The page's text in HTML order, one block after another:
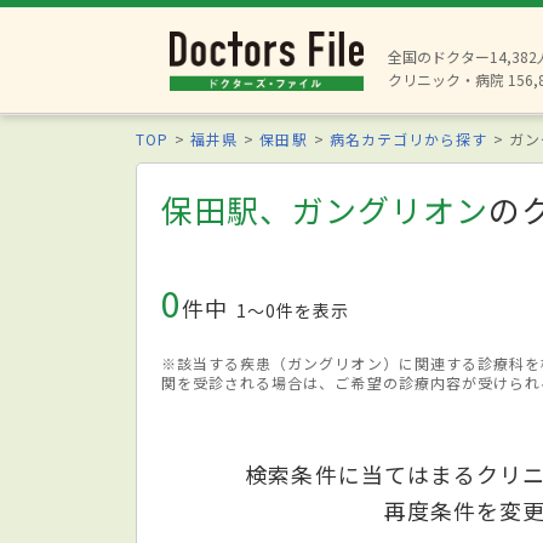
全国のドクター14,382
クリニック・病院
TOP 福井県 保田駅 病名カテゴリから探す ガ
保田駅、ガングリオンの
0件中 1〜0件を表示
※該当する疾患（ガングリオン）に関連する診療科
関を受診される場合は、ご希望の診療内容が受けら
検索条件に当てはまるクリ
再度条件を変